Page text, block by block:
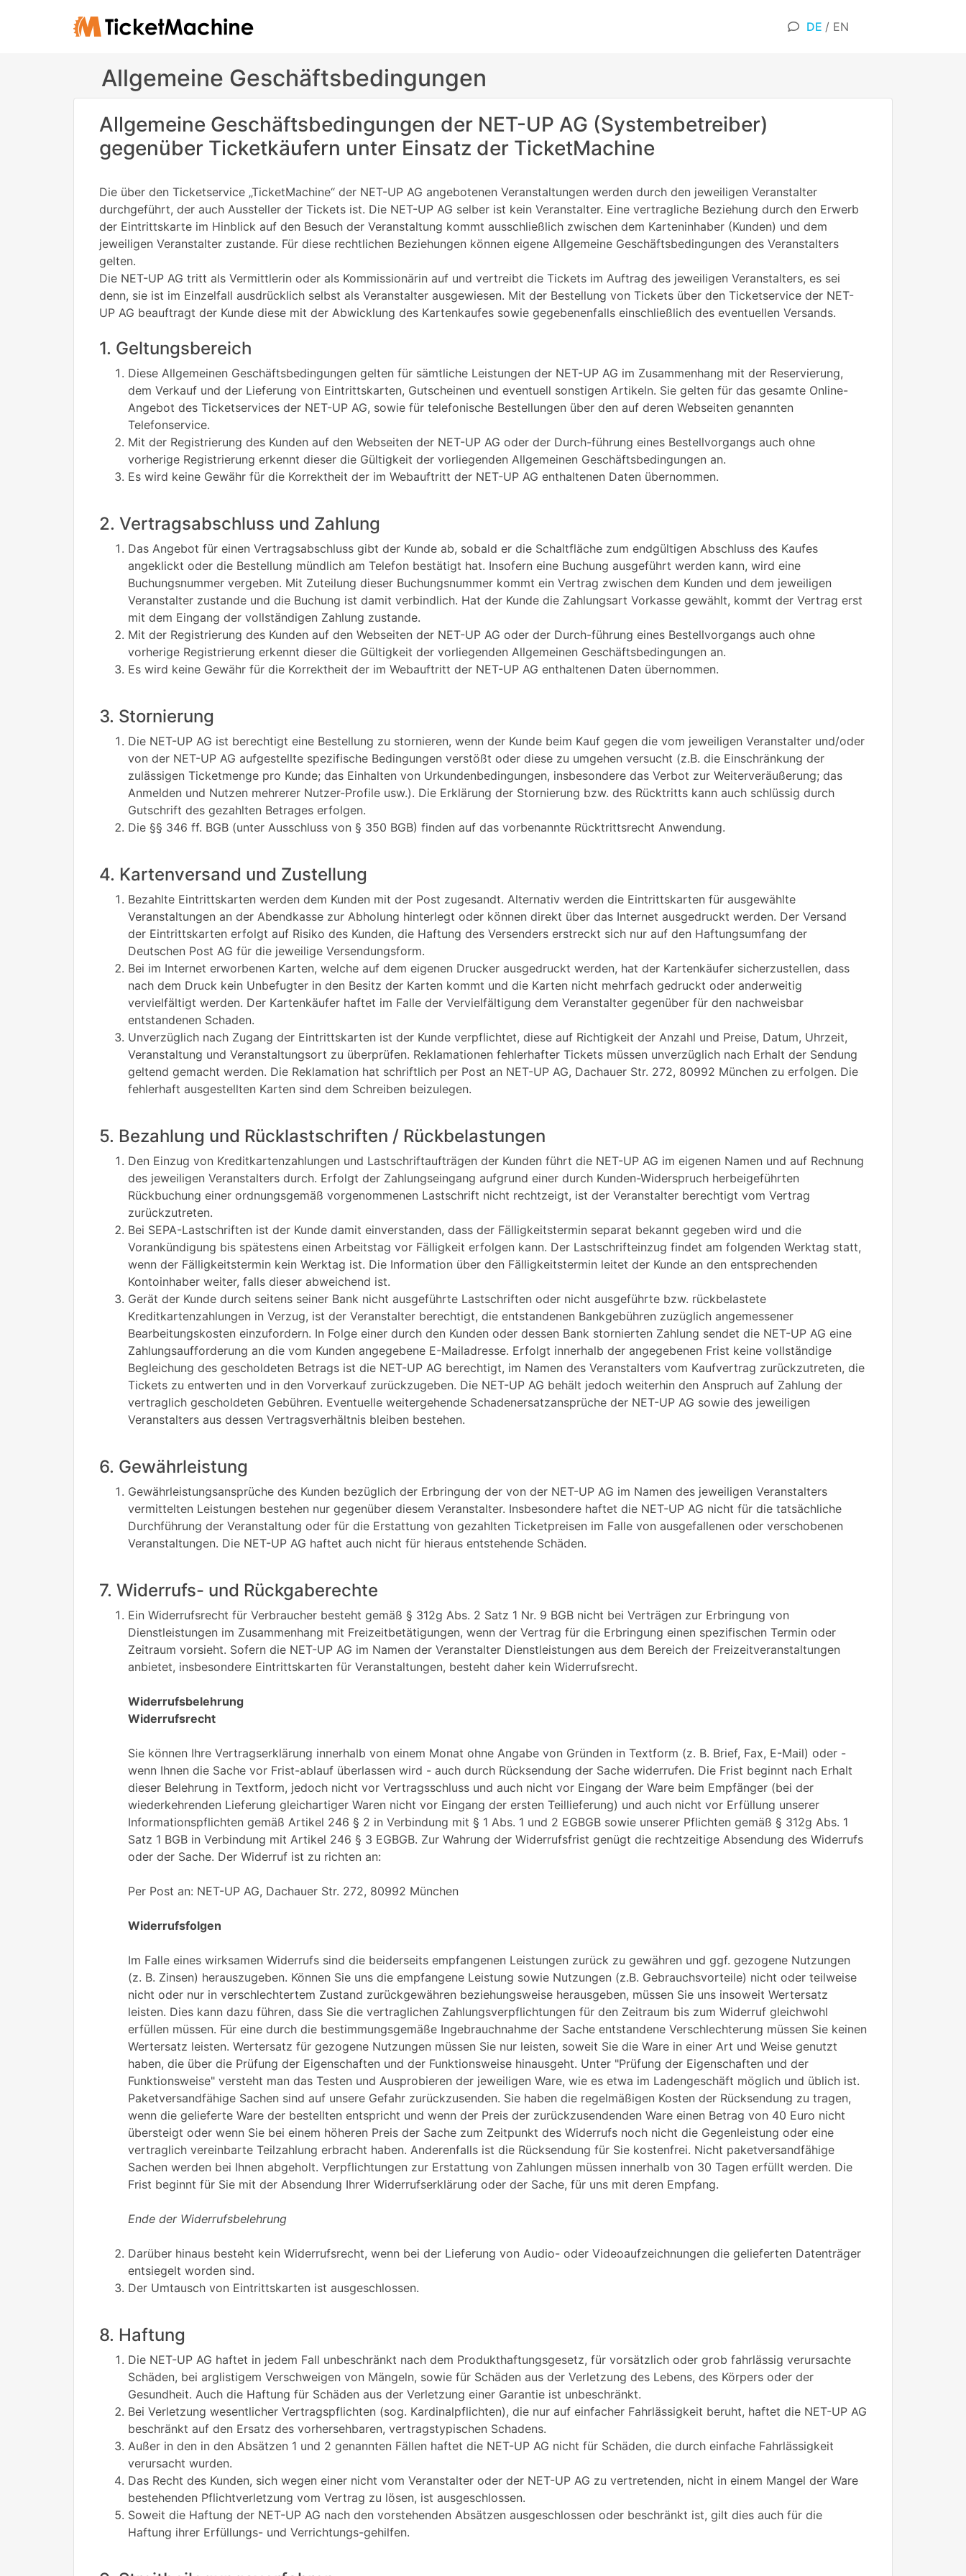
DE / EN
Allgemeine Geschäftsbedingungen
Allgemeine Geschäftsbedingungen der NET-UP AG (Systembetreiber)
gegenüber Ticketkäufern unter Einsatz der TicketMachine
Die über den Ticketservice „TicketMachine“ der NET-UP AG angebotenen Veranstaltungen werden durch den jeweiligen Veranstalter
durchgeführt, der auch Aussteller der Tickets ist. Die NET-UP AG selber ist kein Veranstalter. Eine vertragliche Beziehung durch den Erwerb
der Eintrittskarte im Hinblick auf den Besuch der Veranstaltung kommt ausschließlich zwischen dem Karteninhaber (Kunden) und dem
jeweiligen Veranstalter zustande. Für diese rechtlichen Beziehungen können eigene Allgemeine Geschäftsbedingungen des Veranstalters
gelten.
Die NET-UP AG tritt als Vermittlerin oder als Kommissionärin auf und vertreibt die Tickets im Auftrag des jeweiligen Veranstalters, es sei
denn, sie ist im Einzelfall ausdrücklich selbst als Veranstalter ausgewiesen. Mit der Bestellung von Tickets über den Ticketservice der NET-
UP AG beauftragt der Kunde diese mit der Abwicklung des Kartenkaufes sowie gegebenenfalls einschließlich des eventuellen Versands.
1. Geltungsbereich
Diese Allgemeinen Geschäftsbedingungen gelten für sämtliche Leistungen der NET-UP AG im Zusammenhang mit der Reservierung,
dem Verkauf und der Lieferung von Eintrittskarten, Gutscheinen und eventuell sonstigen Artikeln. Sie gelten für das gesamte Online-
Angebot des Ticketservices der NET-UP AG, sowie für telefonische Bestellungen über den auf deren Webseiten genannten
Telefonservice.
Mit der Registrierung des Kunden auf den Webseiten der NET-UP AG oder der Durch-führung eines Bestellvorgangs auch ohne
vorherige Registrierung erkennt dieser die Gültigkeit der vorliegenden Allgemeinen Geschäftsbedingungen an.
Es wird keine Gewähr für die Korrektheit der im Webauftritt der NET-UP AG enthaltenen Daten übernommen.
2. Vertragsabschluss und Zahlung
Das Angebot für einen Vertragsabschluss gibt der Kunde ab, sobald er die Schaltfläche zum endgültigen Abschluss des Kaufes
angeklickt oder die Bestellung mündlich am Telefon bestätigt hat. Insofern eine Buchung ausgeführt werden kann, wird eine
Buchungsnummer vergeben. Mit Zuteilung dieser Buchungsnummer kommt ein Vertrag zwischen dem Kunden und dem jeweiligen
Veranstalter zustande und die Buchung ist damit verbindlich. Hat der Kunde die Zahlungsart Vorkasse gewählt, kommt der Vertrag erst
mit dem Eingang der vollständigen Zahlung zustande.
Mit der Registrierung des Kunden auf den Webseiten der NET-UP AG oder der Durch-führung eines Bestellvorgangs auch ohne
vorherige Registrierung erkennt dieser die Gültigkeit der vorliegenden Allgemeinen Geschäftsbedingungen an.
Es wird keine Gewähr für die Korrektheit der im Webauftritt der NET-UP AG enthaltenen Daten übernommen.
3. Stornierung
Die NET-UP AG ist berechtigt eine Bestellung zu stornieren, wenn der Kunde beim Kauf gegen die vom jeweiligen Veranstalter und/oder
von der NET-UP AG aufgestellte spezifische Bedingungen verstößt oder diese zu umgehen versucht (z.B. die Einschränkung der
zulässigen Ticketmenge pro Kunde; das Einhalten von Urkundenbedingungen, insbesondere das Verbot zur Weiterveräußerung; das
Anmelden und Nutzen mehrerer Nutzer-Profile usw.). Die Erklärung der Stornierung bzw. des Rücktritts kann auch schlüssig durch
Gutschrift des gezahlten Betrages erfolgen.
Die §§ 346 ff. BGB (unter Ausschluss von § 350 BGB) finden auf das vorbenannte Rücktrittsrecht Anwendung.
4. Kartenversand und Zustellung
Bezahlte Eintrittskarten werden dem Kunden mit der Post zugesandt. Alternativ werden die Eintrittskarten für ausgewählte
Veranstaltungen an der Abendkasse zur Abholung hinterlegt oder können direkt über das Internet ausgedruckt werden. Der Versand
der Eintrittskarten erfolgt auf Risiko des Kunden, die Haftung des Versenders erstreckt sich nur auf den Haftungsumfang der
Deutschen Post AG für die jeweilige Versendungsform.
Bei im Internet erworbenen Karten, welche auf dem eigenen Drucker ausgedruckt werden, hat der Kartenkäufer sicherzustellen, dass
nach dem Druck kein Unbefugter in den Besitz der Karten kommt und die Karten nicht mehrfach gedruckt oder anderweitig
vervielfältigt werden. Der Kartenkäufer haftet im Falle der Vervielfältigung dem Veranstalter gegenüber für den nachweisbar
entstandenen Schaden.
Unverzüglich nach Zugang der Eintrittskarten ist der Kunde verpflichtet, diese auf Richtigkeit der Anzahl und Preise, Datum, Uhrzeit,
Veranstaltung und Veranstaltungsort zu überprüfen. Reklamationen fehlerhafter Tickets müssen unverzüglich nach Erhalt der Sendung
geltend gemacht werden. Die Reklamation hat schriftlich per Post an NET-UP AG, Dachauer Str. 272, 80992 München zu erfolgen. Die
fehlerhaft ausgestellten Karten sind dem Schreiben beizulegen.
5. Bezahlung und Rücklastschriften / Rückbelastungen
Den Einzug von Kreditkartenzahlungen und Lastschriftaufträgen der Kunden führt die NET-UP AG im eigenen Namen und auf Rechnung
des jeweiligen Veranstalters durch. Erfolgt der Zahlungseingang aufgrund einer durch Kunden-Widerspruch herbeigeführten
Rückbuchung einer ordnungsgemäß vorgenommenen Lastschrift nicht rechtzeigt, ist der Veranstalter berechtigt vom Vertrag
zurückzutreten.
Bei SEPA-Lastschriften ist der Kunde damit einverstanden, dass der Fälligkeitstermin separat bekannt gegeben wird und die
Vorankündigung bis spätestens einen Arbeitstag vor Fälligkeit erfolgen kann. Der Lastschrifteinzug findet am folgenden Werktag statt,
wenn der Fälligkeitstermin kein Werktag ist. Die Information über den Fälligkeitstermin leitet der Kunde an den entsprechenden
Kontoinhaber weiter, falls dieser abweichend ist.
Gerät der Kunde durch seitens seiner Bank nicht ausgeführte Lastschriften oder nicht ausgeführte bzw. rückbelastete
Kreditkartenzahlungen in Verzug, ist der Veranstalter berechtigt, die entstandenen Bankgebühren zuzüglich angemessener
Bearbeitungskosten einzufordern. In Folge einer durch den Kunden oder dessen Bank stornierten Zahlung sendet die NET-UP AG eine
Zahlungsaufforderung an die vom Kunden angegebene E-Mailadresse. Erfolgt innerhalb der angegebenen Frist keine vollständige
Begleichung des gescholdeten Betrags ist die NET-UP AG berechtigt, im Namen des Veranstalters vom Kaufvertrag zurückzutreten, die
Tickets zu entwerten und in den Vorverkauf zurückzugeben. Die NET-UP AG behält jedoch weiterhin den Anspruch auf Zahlung der
vertraglich gescholdeten Gebühren. Eventuelle weitergehende Schadenersatzansprüche der NET-UP AG sowie des jeweiligen
Veranstalters aus dessen Vertragsverhältnis bleiben bestehen.
6. Gewährleistung
Gewährleistungsansprüche des Kunden bezüglich der Erbringung der von der NET-UP AG im Namen des jeweiligen Veranstalters
vermittelten Leistungen bestehen nur gegenüber diesem Veranstalter. Insbesondere haftet die NET-UP AG nicht für die tatsächliche
Durchführung der Veranstaltung oder für die Erstattung von gezahlten Ticketpreisen im Falle von ausgefallenen oder verschobenen
Veranstaltungen. Die NET-UP AG haftet auch nicht für hieraus entstehende Schäden.
7. Widerrufs- und Rückgaberechte
Ein Widerrufsrecht für Verbraucher besteht gemäß § 312g Abs. 2 Satz 1 Nr. 9 BGB nicht bei Verträgen zur Erbringung von
Dienstleistungen im Zusammenhang mit Freizeitbetätigungen, wenn der Vertrag für die Erbringung einen spezifischen Termin oder
Zeitraum vorsieht. Sofern die NET-UP AG im Namen der Veranstalter Dienstleistungen aus dem Bereich der Freizeitveranstaltungen
anbietet, insbesondere Eintrittskarten für Veranstaltungen, besteht daher kein Widerrufsrecht.
Widerrufsbelehrung
Widerrufsrecht
Sie können Ihre Vertragserklärung innerhalb von einem Monat ohne Angabe von Gründen in Textform (z. B. Brief, Fax, E-Mail) oder -
wenn Ihnen die Sache vor Frist-ablauf überlassen wird - auch durch Rücksendung der Sache widerrufen. Die Frist beginnt nach Erhalt
dieser Belehrung in Textform, jedoch nicht vor Vertragsschluss und auch nicht vor Eingang der Ware beim Empfänger (bei der
wiederkehrenden Lieferung gleichartiger Waren nicht vor Eingang der ersten Teillieferung) und auch nicht vor Erfüllung unserer
Informationspflichten gemäß Artikel 246 § 2 in Verbindung mit § 1 Abs. 1 und 2 EGBGB sowie unserer Pflichten gemäß § 312g Abs. 1
Satz 1 BGB in Verbindung mit Artikel 246 § 3 EGBGB. Zur Wahrung der Widerrufsfrist genügt die rechtzeitige Absendung des Widerrufs
oder der Sache. Der Widerruf ist zu richten an:
Per Post an: NET-UP AG, Dachauer Str. 272, 80992 München
Widerrufsfolgen
Im Falle eines wirksamen Widerrufs sind die beiderseits empfangenen Leistungen zurück zu gewähren und ggf. gezogene Nutzungen
(z. B. Zinsen) herauszugeben. Können Sie uns die empfangene Leistung sowie Nutzungen (z.B. Gebrauchsvorteile) nicht oder teilweise
nicht oder nur in verschlechtertem Zustand zurückgewähren beziehungsweise herausgeben, müssen Sie uns insoweit Wertersatz
leisten. Dies kann dazu führen, dass Sie die vertraglichen Zahlungsverpflichtungen für den Zeitraum bis zum Widerruf gleichwohl
erfüllen müssen. Für eine durch die bestimmungsgemäße Ingebrauchnahme der Sache entstandene Verschlechterung müssen Sie keinen
Wertersatz leisten. Wertersatz für gezogene Nutzungen müssen Sie nur leisten, soweit Sie die Ware in einer Art und Weise genutzt
haben, die über die Prüfung der Eigenschaften und der Funktionsweise hinausgeht. Unter "Prüfung der Eigenschaften und der
Funktionsweise" versteht man das Testen und Ausprobieren der jeweiligen Ware, wie es etwa im Ladengeschäft möglich und üblich ist.
Paketversandfähige Sachen sind auf unsere Gefahr zurückzusenden. Sie haben die regelmäßigen Kosten der Rücksendung zu tragen,
wenn die gelieferte Ware der bestellten entspricht und wenn der Preis der zurückzusendenden Ware einen Betrag von 40 Euro nicht
übersteigt oder wenn Sie bei einem höheren Preis der Sache zum Zeitpunkt des Widerrufs noch nicht die Gegenleistung oder eine
vertraglich vereinbarte Teilzahlung erbracht haben. Anderenfalls ist die Rücksendung für Sie kostenfrei. Nicht paketversandfähige
Sachen werden bei Ihnen abgeholt. Verpflichtungen zur Erstattung von Zahlungen müssen innerhalb von 30 Tagen erfüllt werden. Die
Frist beginnt für Sie mit der Absendung Ihrer Widerrufserklärung oder der Sache, für uns mit deren Empfang.
Ende der Widerrufsbelehrung
Darüber hinaus besteht kein Widerrufsrecht, wenn bei der Lieferung von Audio- oder Videoaufzeichnungen die gelieferten Datenträger
entsiegelt worden sind.
Der Umtausch von Eintrittskarten ist ausgeschlossen.
8. Haftung
Die NET-UP AG haftet in jedem Fall unbeschränkt nach dem Produkthaftungsgesetz, für vorsätzlich oder grob fahrlässig verursachte
Schäden, bei arglistigem Verschweigen von Mängeln, sowie für Schäden aus der Verletzung des Lebens, des Körpers oder der
Gesundheit. Auch die Haftung für Schäden aus der Verletzung einer Garantie ist unbeschränkt.
Bei Verletzung wesentlicher Vertragspflichten (sog. Kardinalpflichten), die nur auf einfacher Fahrlässigkeit beruht, haftet die NET-UP AG
beschränkt auf den Ersatz des vorhersehbaren, vertragstypischen Schadens.
Außer in den in den Absätzen 1 und 2 genannten Fällen haftet die NET-UP AG nicht für Schäden, die durch einfache Fahrlässigkeit
verursacht wurden.
Das Recht des Kunden, sich wegen einer nicht vom Veranstalter oder der NET-UP AG zu vertretenden, nicht in einem Mangel der Ware
bestehenden Pflichtverletzung vom Vertrag zu lösen, ist ausgeschlossen.
Soweit die Haftung der NET-UP AG nach den vorstehenden Absätzen ausgeschlossen oder beschränkt ist, gilt dies auch für die
Haftung ihrer Erfüllungs- und Verrichtungs-gehilfen.